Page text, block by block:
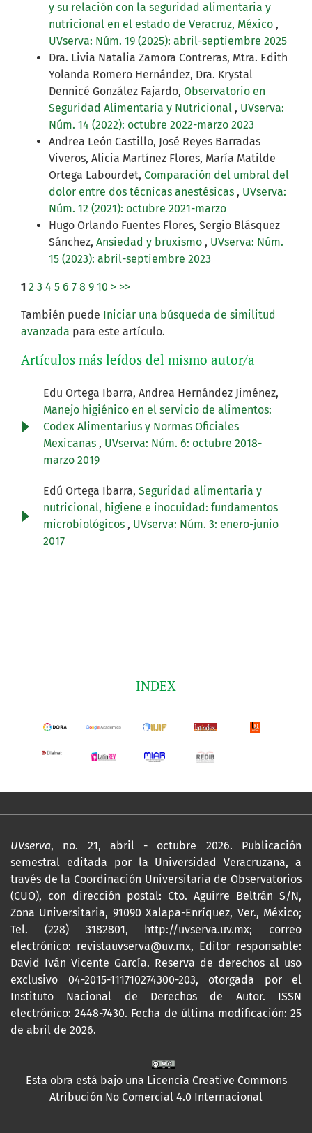
y su relación con la seguridad alimentaria y
nutricional en el estado de Veracruz, México ,
UVserva: Núm. 19 (2025): abril-septiembre 2025
Dra. Livia Natalia Zamora Contreras, Mtra. Edith
Yolanda Romero Hernández, Dra. Krystal
Dennicé González Fajardo, Observatorio en
Seguridad Alimentaria y Nutricional , UVserva:
Núm. 14 (2022): octubre 2022-marzo 2023
Andrea León Castillo, José Reyes Barradas
Viveros, Alicia Martínez Flores, María Matilde
Ortega Labourdet, Comparación del umbral del
dolor entre dos técnicas anestésicas , UVserva:
Núm. 12 (2021): octubre 2021-marzo
Hugo Orlando Fuentes Flores, Sergio Blásquez
Sánchez, Ansiedad y bruxismo , UVserva: Núm.
15 (2023): abril-septiembre 2023
1 2 3 4 5 6 7 8 9 10 > >>
También puede Iniciar una búsqueda de similitud
avanzada para este artículo.
Artículos más leídos del mismo autor/a
Edu Ortega Ibarra, Andrea Hernández Jiménez,
Manejo higiénico en el servicio de alimentos:
Codex Alimentarius y Normas Oficiales
Mexicanas , UVserva: Núm. 6: octubre 2018-
marzo 2019
Edú Ortega Ibarra, Seguridad alimentaria y
nutricional, higiene e inocuidad: fundamentos
microbiológicos , UVserva: Núm. 3: enero-junio
2017
INDEX
UVserva, no. 21, abril - octubre 2026. Publicación
semestral editada por la Universidad Veracruzana, a
través de la Coordinación Universitaria de Observatorios
(CUO), con dirección postal: Cto. Aguirre Beltrán S/N,
Zona Universitaria, 91090 Xalapa-Enríquez, Ver., México;
Tel. (228) 3182801,
http://uvserva.uv.mx; correo
electrónico: revistauvserva@uv.mx, Editor responsable:
David Iván Vicente García. Reserva de derechos al uso
exclusivo 04-2015-111710274300-203, otorgada por el
Instituto Nacional de Derechos de Autor. ISSN
electrónico: 2448-7430. Fecha de última modificación: 25
de abril de 2026.
Esta obra está bajo una Licencia Creative Commons
Atribución No Comercial 4.0 Internacional